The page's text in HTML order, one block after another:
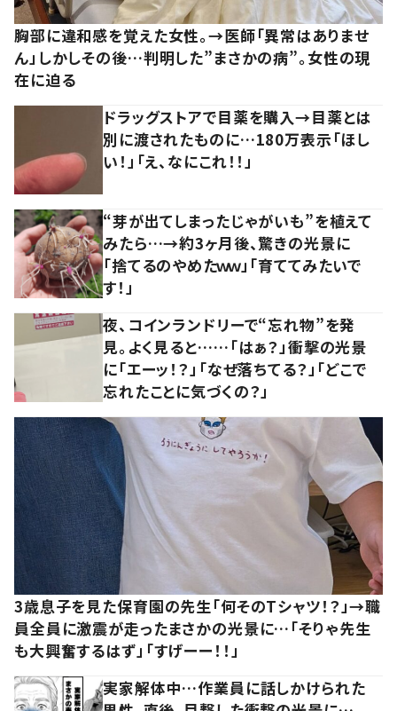
胸部に違和感を覚えた女性。→医師「異常はありませ
ん」しかしその後…判明した”まさかの病”。女性の現
在に迫る
ドラッグストアで目薬を購入→目薬とは
別に渡されたものに…180万表示「ほし
い！」「え、なにこれ！！」
“芽が出てしまったじゃがいも”を植えて
みたら…→約3ヶ月後、驚きの光景に
「捨てるのやめたｗｗ」「育ててみたいで
す！」
夜、コインランドリーで“忘れ物”を発
見。よく見ると……「はぁ？」衝撃の光景
に「エーッ！？」「なぜ落ちてる？」「どこで
忘れたことに気づくの？」
3歳息子を見た保育園の先生「何そのTシャツ！？」→職
員全員に激震が走ったまさかの光景に…「そりゃ先生
も大興奮するはず」「すげーー！！」
実家解体中…作業員に話しかけられた